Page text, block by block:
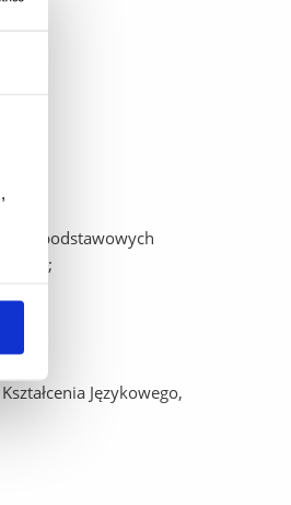
podstawowych
Językowego,